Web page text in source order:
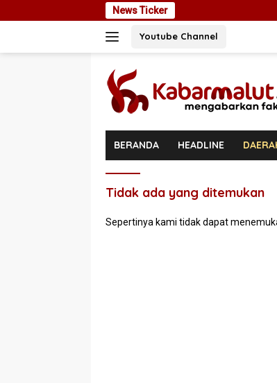
ke
News Ticker
Youtube Channel
BERANDA HEADLINE
Tidak ada yang ditemukan
Sepertinya kami tidak dapat